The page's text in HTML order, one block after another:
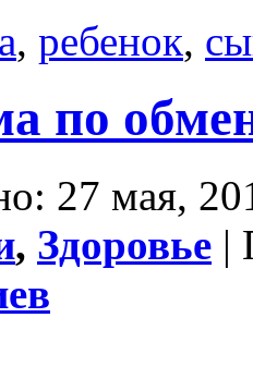
, ребенок,
по
27 мая,
, Здоровье |